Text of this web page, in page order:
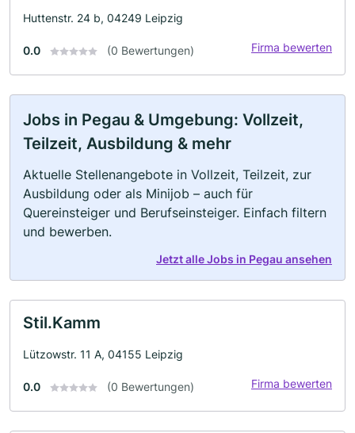
Huttenstr. 24 b, 04249 Leipzig
0.0 (0 Bewertungen) Firma bewerten
Jobs in Pegau & Umgebung: Vollzeit,
Teilzeit, Ausbildung & mehr
Aktuelle Stellenangebote in Vollzeit, Teilzeit, zur
Ausbildung oder als Minijob – auch für
Quereinsteiger und Berufseinsteiger. Einfach filtern
und bewerben.
Jetzt alle Jobs in Pegau ansehen
Stil.Kamm
Lützowstr. 11 A, 04155 Leipzig
0.0 (0 Bewertungen) Firma bewerten